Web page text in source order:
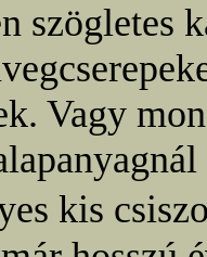
szögletes
Vagy
kis